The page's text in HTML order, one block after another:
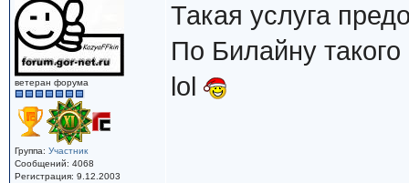
ветеран форума
Группа: Участник
Сообщений: 4068
Регистрация: 9.12.2003
Такая услуга
По Билайну такого
lol